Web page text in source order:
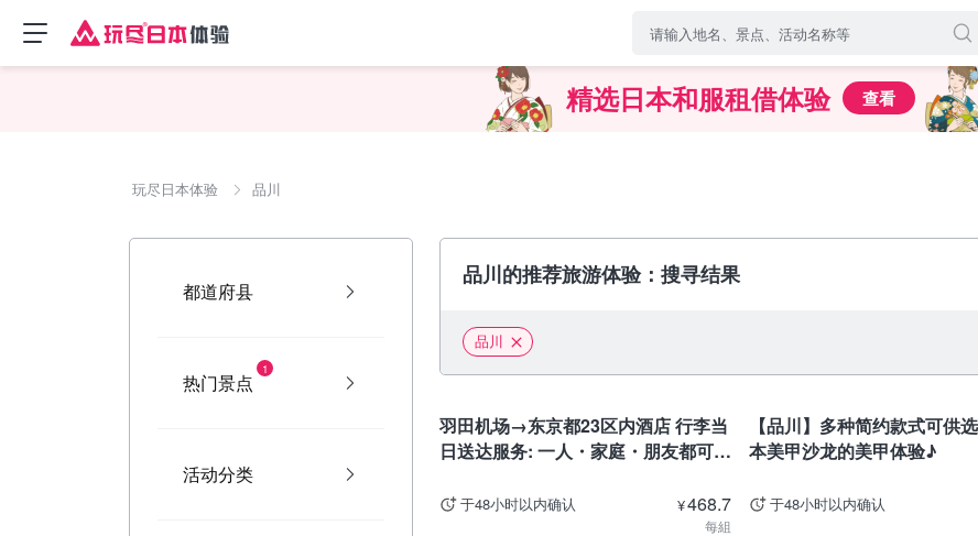
精选日本和服租借体验 查看
玩尽日本体验 品川
都道府县
热门景点
1
活动分类
品川的推荐旅游体验：搜寻结果
品川
羽田机场→东京都23区内酒店 行李当
日送达服务: 一人・家庭・朋友都可以
于48小时以内确认 ¥468.7
每組
【品川】多种简约款式可供
本美甲沙龙的美甲体验♪
于48小时以内确认